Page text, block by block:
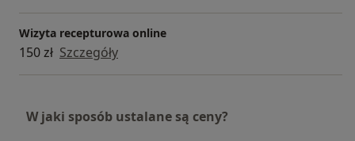
Wizyta recepturowa online
150 zł Szczegóły
W jaki sposób ustalane są ceny?